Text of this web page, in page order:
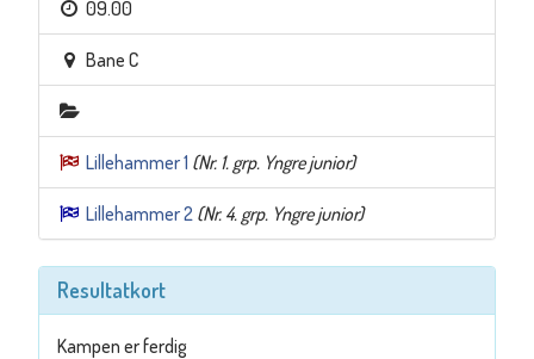
09.00
Bane C
Lillehammer 1 (Nr. 1. grp. Yngre junior)
Lillehammer 2 (Nr. 4. grp. Yngre junior)
Resultatkort
Kampen er ferdig